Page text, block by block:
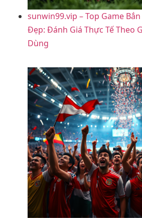
sunwin99.vip – Top Game
Đẹp: Đánh Giá Thực Tế Theo
Dùng